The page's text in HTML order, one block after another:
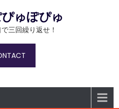
ゅぽぴゅ
三回繰り返せ！